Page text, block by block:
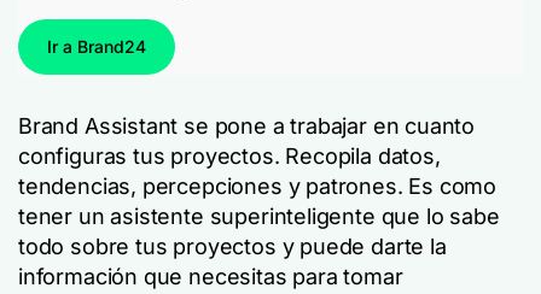
Ir a Brand24
Brand Assistant se pone a trabajar en cuanto
configuras tus proyectos. Recopila datos,
tendencias, percepciones y patrones. Es como
tener un asistente superinteligente que lo sabe
todo sobre tus proyectos y puede darte la
información que necesitas para tomar